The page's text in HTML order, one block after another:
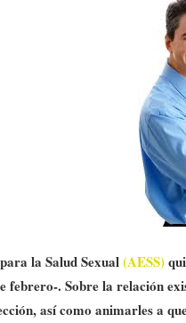
la Salud Sexual(AESS)
febrero-. Sobre la relación
así como animarles a